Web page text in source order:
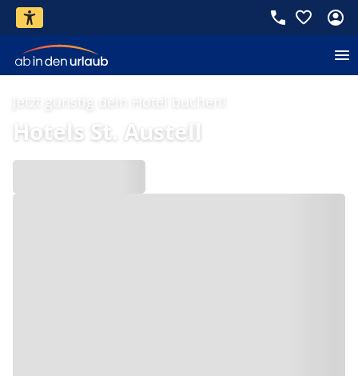
Jetzt günstig dein Hotel buchen!
Hotels St. Austell